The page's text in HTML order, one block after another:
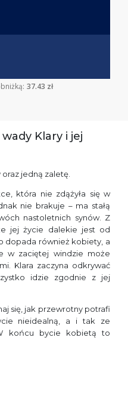
37.43 zł
Klary i jej
jedną zaletę.
która nie zdążyła się w
nie brakuje – ma stałą
nastoletnich synów. Z
jej życie dalekie jest od
dopada również kobiety, a
w zaciętej windzie może
Klara zaczyna odkrywać
idzie zgodnie z jej
się, jak przewrotny potrafi
nieidealną, a i tak ze
końcu bycie kobietą to